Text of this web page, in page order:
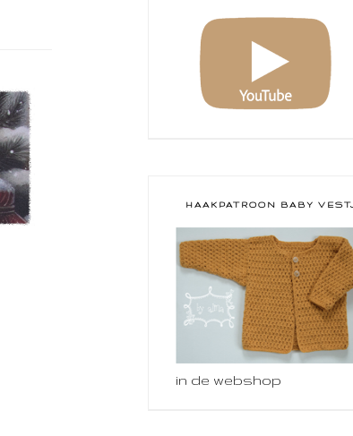
HAAKPATROON BABY
in de webshop